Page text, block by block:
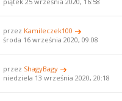
przez Kamileczek100
środa 16 września 2020, 09:08
przez ShagyBagy
niedziela 13 września 2020, 20:18